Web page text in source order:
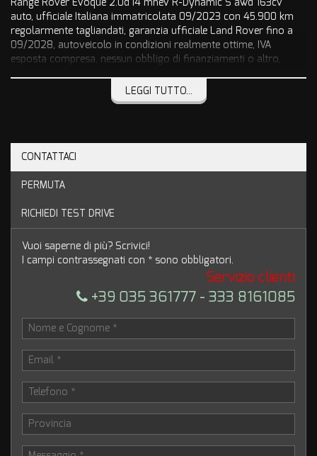
auto, ufficiale Italiana immatricolata 09/2023 con 45.900 km
regolarmente tagliandati, garanzia ufficiale Land Rover fino a
09/2028, autoveicolo in condizioni realmente ottime, IVA
esposta compresa, nessun obbligo di finanziamenti o altro,
navigatore satellitare pro con mappa 3d,
interfaccia smatphone,
telecamera posteriore,
portellone posteriore elettrico,
sedili in pelle con regolazione elettrica,
adaptive cruise control,
controllo elettronico della corsia,
ecc..., ecc...,
iva esposta compresa,
passaggio di proprietà a carico acquirente.
Sebbene i nostri annunci sono compilati con la massima
descrizione, quindi Emmeti Automobili srl declina ogni
responsabilità per eventuali involontarie incongruenze, questo
annuncio non rappresenta in nessun modo un impegno
contrattuale.
LEGGI TUTTO...
CONTATTACI
PERMUTA
RICHIEDI TEST DRIVE
Vuoi saperne di più? Scrivici!
I campi contrassegnati con * sono obbligatori.
Servizio clienti
+39 035 361777 - 333 8161085